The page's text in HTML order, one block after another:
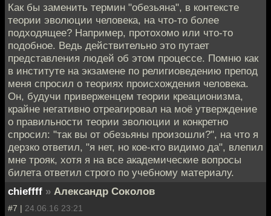
Как бы заменить термин "обезьяна", в контексте
теории эволюции человека, на что-то более
подходящее? Например, протохомо или что-то
подобное. Ведь действительно это путает
представления людей об этом процессе. Помню как
в институте на экзамене по религиоведению препод
меня спросил о теориях происхождения человека.
Он, будучи приверженцем теории креационизма,
крайне негативно отреагировал на моё утверждение
о правильности теории эволюции и конкретно
спросил: "так вы от обезьяны произошли?", на что я
дерзко ответил, "я нет, но кое-кто видимо да", влепил
мне трояк, хотя я на все академические вопросы
билета ответил строго по учебному материалу.
chieffff » Александр Соколов
#7 | 24.06.16 23:21